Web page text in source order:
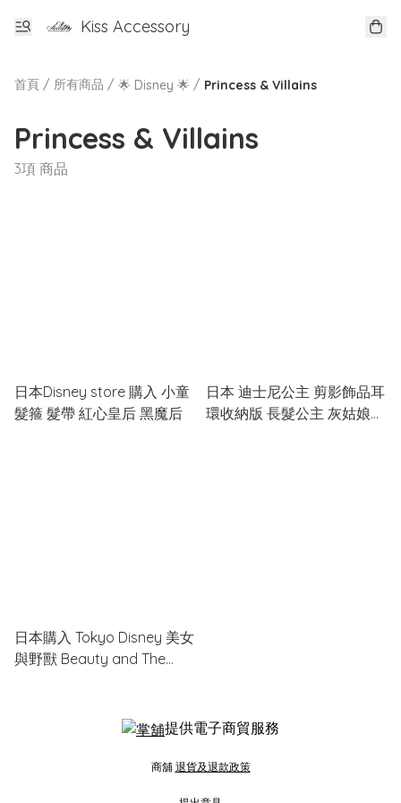
Kiss Accessory
首頁 / 所有商品 / 🌟 Disney 🌟 / Princess & Villains
Princess & Villains
3項 商品
日本Disney store 購入 小童
髮箍 髮帶 紅心皇后 黑魔后
日本 迪士尼公主 剪影飾品耳
環收納版 長髮公主 灰姑娘
日本購入 Tokyo Disney 美女
與野獸 Beauty and The
提供電子商貿服務
商舖 退貨及退款政策